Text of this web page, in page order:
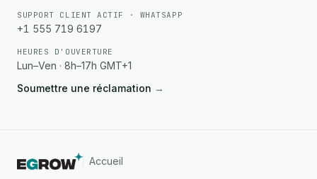
SUPPORT CLIENT ACTIF · WHATSAPP
+1 555 719 6197
HEURES D'OUVERTURE
Lun–Ven · 8h–17h GMT+1
Soumettre une réclamation →
Accueil